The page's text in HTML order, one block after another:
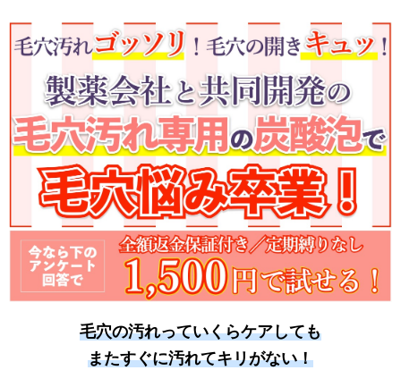
毛穴の汚れっていくらケアしても
またすぐに汚れてキリがない！